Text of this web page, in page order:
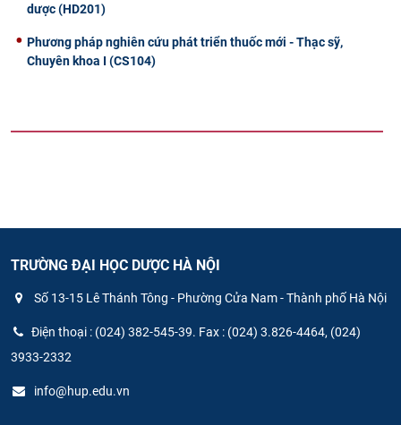
dược (HD201)
Phương pháp nghiên cứu phát triển thuốc mới - Thạc sỹ,
Chuyên khoa I (CS104)
TRƯỜNG ĐẠI HỌC DƯỢC HÀ NỘI
Số 13-15 Lê Thánh Tông - Phường Cửa Nam - Thành phố Hà Nội
Điện thoại : (024) 382-545-39. Fax : (024) 3.826-4464, (024)
3933-2332
info@hup.edu.vn